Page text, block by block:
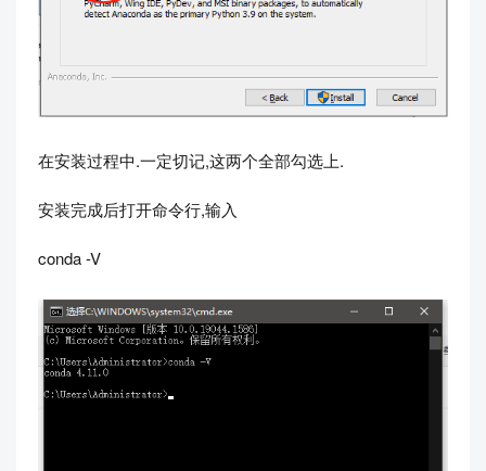
在安装过程中.一定切记,这两个全部勾选上.
安装完成后打开命令行,输入
conda -V